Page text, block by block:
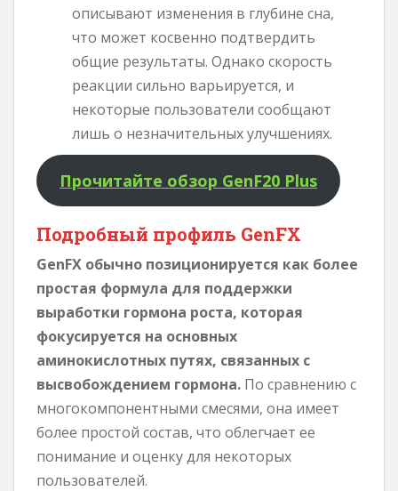
описывают изменения в глубине сна,
что может косвенно подтвердить
общие результаты. Однако скорость
реакции сильно варьируется, и
некоторые пользователи сообщают
лишь о незначительных улучшениях.
Прочитайте обзор GenF20 Plus
Подробный профиль GenFX
GenFX обычно позиционируется как более
простая формула для поддержки
выработки гормона роста, которая
фокусируется на основных
аминокислотных путях, связанных с
высвобождением гормона. По сравнению с
многокомпонентными смесями, она имеет
более простой состав, что облегчает ее
понимание и оценку для некоторых
пользователей.